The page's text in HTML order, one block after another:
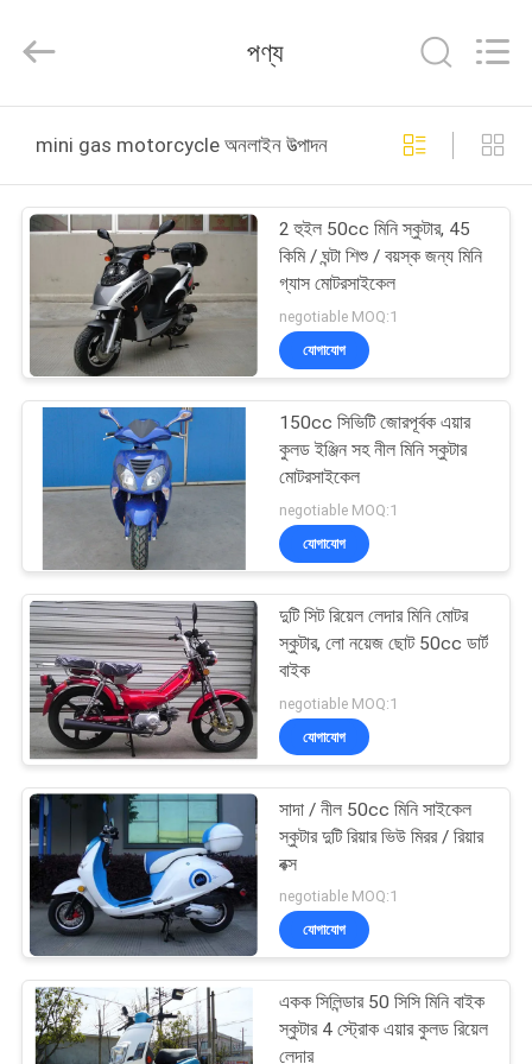
পণ্য
আমাদের
সম্পর্কে
কারখানা
নিয়ন্ত্রণ
যোগাযোগ
করুন
উদ্ধৃতির
জন্য
আবেদন
সাইট
ম্যাপ
গোপনীয়তা
Vehicle
Co.,Ltd.
Reserved.
পণ্য
mini gas motorcycle অনলাইন উত্পাদন
2 হুইল 50cc মিনি স্কুটার, 45
কিমি / ঘন্টা শিশু / বয়স্ক জন্য মিনি
গ্যাস মোটরসাইকেল
negotiable MOQ:1
যোগাযোগ
150cc সিভিটি জোরপূর্বক এয়ার
কুলড ইঞ্জিন সহ নীল মিনি স্কুটার
মোটরসাইকেল
negotiable MOQ:1
যোগাযোগ
দুটি সিট রিয়েল লেদার মিনি মোটর
স্কুটার, লো নয়েজ ছোট 50cc ডার্ট
বাইক
negotiable MOQ:1
যোগাযোগ
সাদা / নীল 50cc মিনি সাইকেল
স্কুটার দুটি রিয়ার ভিউ মিরর / রিয়ার
বক্স
negotiable MOQ:1
যোগাযোগ
একক সিলিন্ডার 50 সিসি মিনি বাইক
স্কুটার 4 স্ট্রোক এয়ার কুলড রিয়েল
লেদার